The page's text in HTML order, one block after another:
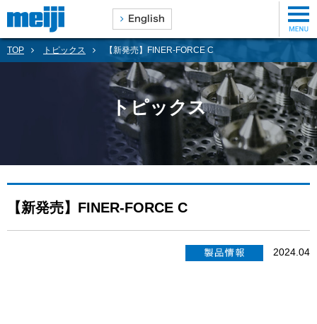
TOP トピックス 【新発売】FINER-FORCE C
トピックス
【新発売】FINER-FORCE C
2024.04